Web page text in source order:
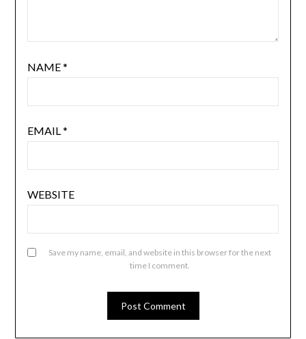
NAME*
EMAIL *
WEBSITE
Save my name, email, and website in this browser for the next
time I comment.